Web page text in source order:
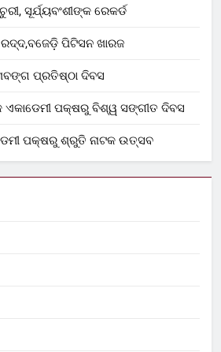
ସୂର୍ଯ୍ୟବଂଶୀଙ୍କ ରେକର୍ଡ
ରଦ୍ଦ,ବଜେଡ଼ି ପିଟିସନ ଖାରଜ
ପ୍ରତିଷ୍ଠା ଦିବସ
ଏକାଡେମୀ ପକ୍ଷରୁ ବିଶ୍ୱ ସଙ୍ଗୀତ ଦିବସ
ପକ୍ଷରୁ ଶ୍ରୁତି ନାଟକ ଉତ୍ସବ